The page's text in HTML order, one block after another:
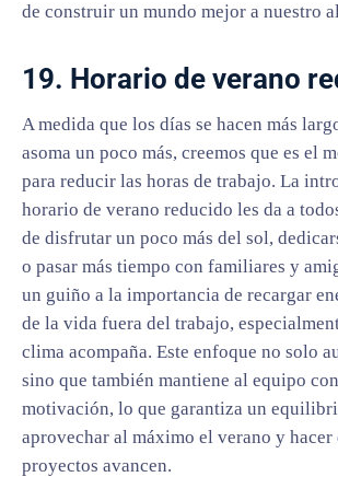
de construir un mundo mejor a nuestro
19. Horario de verano
A medida que los días se hacen más
asoma un poco más, creemos que es el
para reducir las horas de trabajo. La
horario de verano reducido les da a
de disfrutar un poco más del sol,
o pasar más tiempo con familiares y
un guiño a la importancia de recargar
de la vida fuera del trabajo,
clima acompaña. Este enfoque no solo
sino que también mantiene al equipo
motivación, lo que garantiza un
aprovechar al máximo el verano y hacer
proyectos avancen.